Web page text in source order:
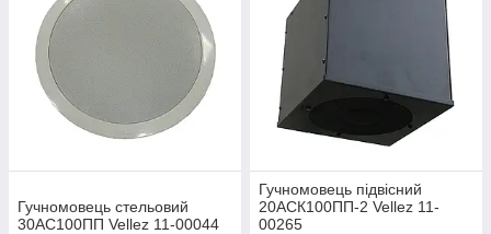
Гучномовець стельовий
30АС100ПП Vellez 11-00044
Гучномовець підвісний
20АСК100ПП-2 Vellez 11-
00265